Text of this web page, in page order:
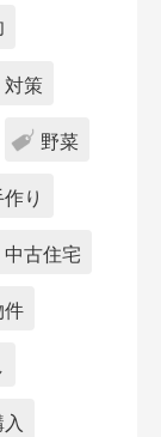
対策
野菜
り
中古住宅
件